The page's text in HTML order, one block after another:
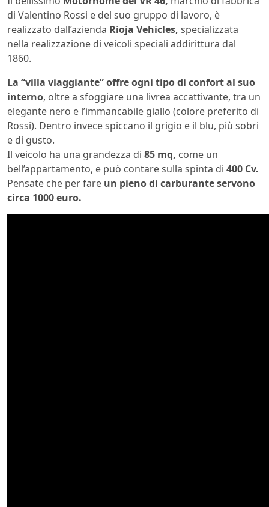
di Valentino Rossi e del suo gruppo di lavoro, è
realizzato dall’azienda Rioja Vehicles, specializzata
nella realizzazione di veicoli speciali addirittura dal
1860.
La “villa viaggiante” offre ogni tipo di confort al suo
interno, oltre a sfoggiare una livrea accattivante, tra un
elegante nero e l’immancabile giallo (colore preferito di
Rossi). Dentro invece spiccano il grigio e il blu, più sobri
e di gusto.
Il veicolo ha una grandezza di 85 mq, come un
bell’appartamento, e può contare sulla spinta di 400 Cv.
Pensate che per fare un pieno di carburante servono
circa 1000 euro.